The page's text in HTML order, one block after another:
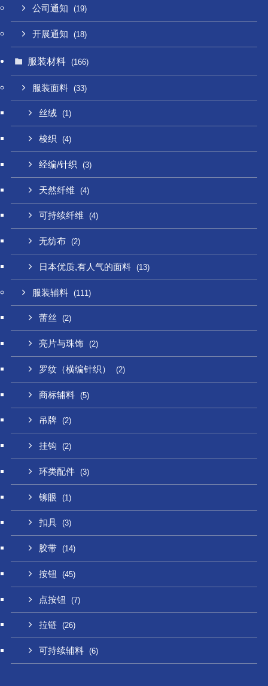
公司通知 (19)
开展通知 (18)
服装材料 (166)
服装面料 (33)
丝绒 (1)
梭织 (4)
经编/针织 (3)
天然纤维 (4)
可持续纤维 (4)
无纺布 (2)
日本优质,有人气的面料 (13)
服装辅料 (111)
蕾丝 (2)
亮片与珠饰 (2)
罗纹（横编针织） (2)
商标辅料 (5)
吊牌 (2)
挂钩 (2)
环类配件 (3)
铆眼 (1)
扣具 (3)
胶带 (14)
按钮 (45)
点按钮 (7)
拉链 (26)
可持续辅料 (6)